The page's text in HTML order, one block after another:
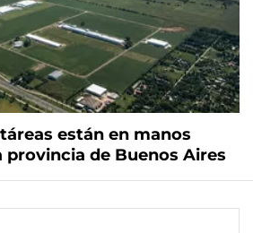
están en manos
provincia de Buenos Aires